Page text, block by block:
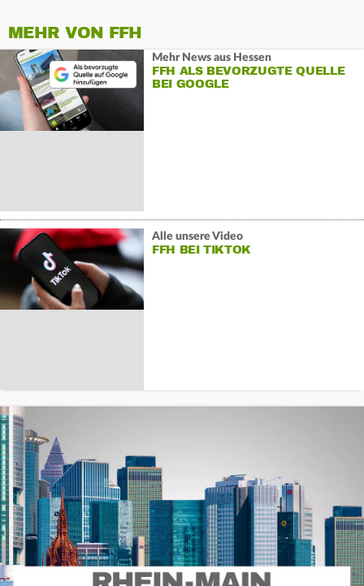
MEHR VON FFH
Mehr News aus Hessen
FFH ALS BEVORZUGTE QUELLE
BEI GOOGLE
Alle unsere Video
FFH BEI TIKTOK